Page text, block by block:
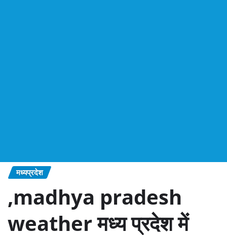
मध्यप्रदेश
,madhya pradesh
weather मध्‍य प्रदेश में